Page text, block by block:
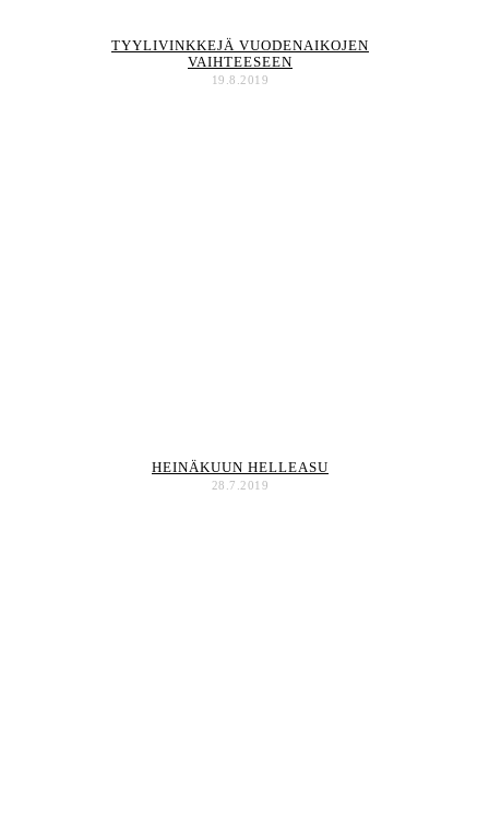
TYYLIVINKKEJÄ VUODENAIKOJEN
VAIHTEESEEN
19.8.2019
HEINÄKUUN HELLEASU
28.7.2019